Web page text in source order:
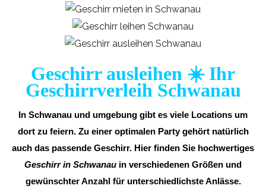
Geschirr ausleihen ☀️ Ihr
Geschirrverleih Schwanau
In Schwanau und umgebung gibt es viele Locations um
dort zu feiern. Zu einer optimalen Party gehört natürlich
auch das passende Geschirr. Hier finden Sie hochwertiges
Geschirr in Schwanau in verschiedenen Größen und
gewünschter Anzahl für unterschiedlichste Anlässe.